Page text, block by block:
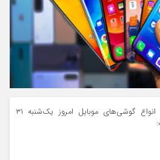
به گزارش راهبرد بانک،قیمت انواع گوشی‌‌‌‌‌های موبایل امروز یک‌شنبه ۳۱